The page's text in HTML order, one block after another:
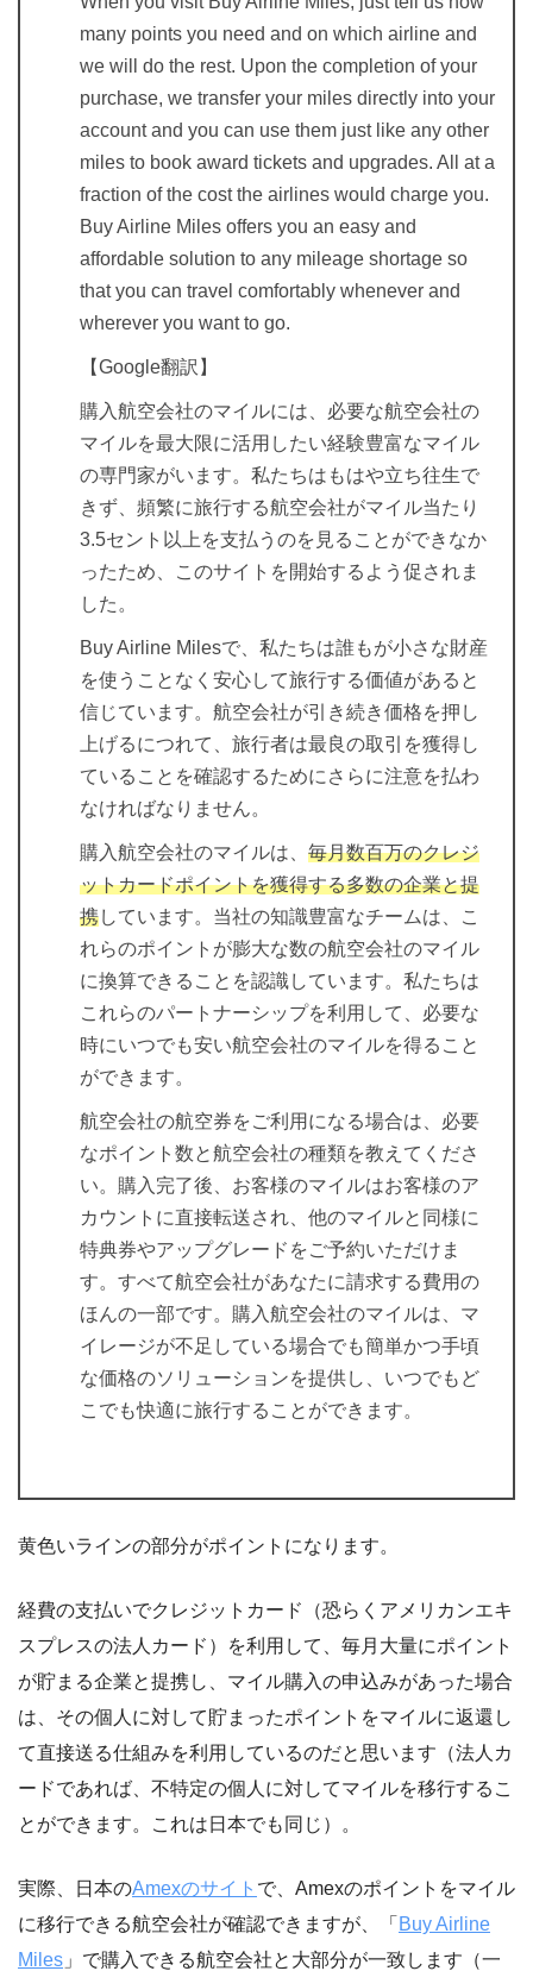
many points you need and on which airline and
we will do the rest. Upon the completion of your
purchase, we transfer your miles directly into your
account and you can use them just like any other
miles to book award tickets and upgrades. All at a
fraction of the cost the airlines would charge you.
Buy Airline Miles offers you an easy and
affordable solution to any mileage shortage so
that you can travel comfortably whenever and
wherever you want to go.
【Google翻訳】
購入航空会社のマイルには、必要な航空会社の
マイルを最大限に活用したい経験豊富なマイル
の専門家がいます。私たちはもはや立ち往生で
きず、頻繁に旅行する航空会社がマイル当たり
3.5セント以上を支払うのを見ることができなか
ったため、このサイトを開始するよう促されま
した。
Buy Airline Milesで、私たちは誰もが小さな財産
を使うことなく安心して旅行する価値があると
信じています。航空会社が引き続き価格を押し
上げるにつれて、旅行者は最良の取引を獲得し
ていることを確認するためにさらに注意を払わ
なければなりません。
購入航空会社のマイルは、 毎月数百万のクレジ
ットカードポイントを獲得する多数の企業と提
携しています。当社の知識豊富なチームは、こ
れらのポイントが膨大な数の航空会社のマイル
に換算できることを認識しています。私たちは
これらのパートナーシップを利用して、必要な
時にいつでも安い航空会社のマイルを得ること
ができます。
航空会社の航空券をご利用になる場合は、必要
なポイント数と航空会社の種類を教えてくださ
い。購入完了後、お客様のマイルはお客様のア
カウントに直接転送され、他のマイルと同様に
特典券やアップグレードをご予約いただけま
す。すべて航空会社があなたに請求する費用の
ほんの一部です。購入航空会社のマイルは、マ
イレージが不足している場合でも簡単かつ手頃
な価格のソリューションを提供し、いつでもど
こでも快適に旅行することができます。
黄色いラインの部分がポイントになります。
経費の支払いでクレジットカード（恐らくアメリカンエキ
スプレスの法人カード）を利用して、毎月大量にポイント
が貯まる企業と提携し、マイル購入の申込みがあった場合
は、その個人に対して貯まったポイントをマイルに返還し
て直接送る仕組みを利用しているのだと思います（法人カ
ードであれば、不特定の個人に対してマイルを移行するこ
とができます。これは日本でも同じ）。
実際、日本のAmexのサイト で、Amexのポイントをマイル
に移行できる航空会社が確認できますが、「 Buy Airline
Miles 」で購入できる航空会社と大部分が一致します（一